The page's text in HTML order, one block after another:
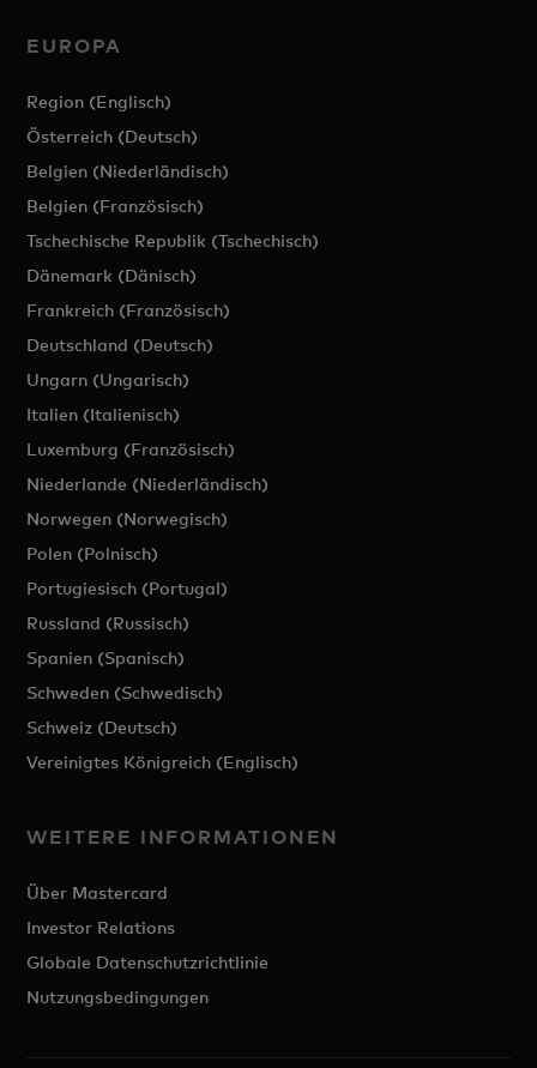
EUROPA
Region (Englisch)
Österreich (Deutsch)
Belgien (Niederländisch)
Belgien (Französisch)
Tschechische Republik (Tschechisch)
Dänemark (Dänisch)
Frankreich (Französisch)
Deutschland (Deutsch)
Ungarn (Ungarisch)
Italien (Italienisch)
Luxemburg (Französisch)
Niederlande (Niederländisch)
Norwegen (Norwegisch)
Polen (Polnisch)
Portugiesisch (Portugal)
Russland (Russisch)
Spanien (Spanisch)
Schweden (Schwedisch)
Schweiz (Deutsch)
Vereinigtes Königreich (Englisch)
WEITERE INFORMATIONEN
Über Mastercard
Investor Relations
Globale Datenschutzrichtlinie
Nutzungsbedingungen